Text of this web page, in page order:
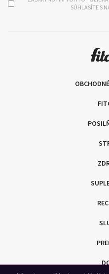
SÚHLASÍTE S